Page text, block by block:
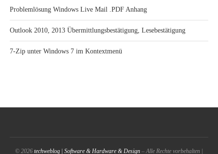
Problemlösung Windows Live Mail .PDF Anhang
Outlook 2010, 2013 Übermittlungsbestätigung, Lesebestätigung
7-Zip unter Windows 7 im Kontextmenü
© 2026 techweblog | Software & Hardware & Design – Alle Rechte vorbehalten |